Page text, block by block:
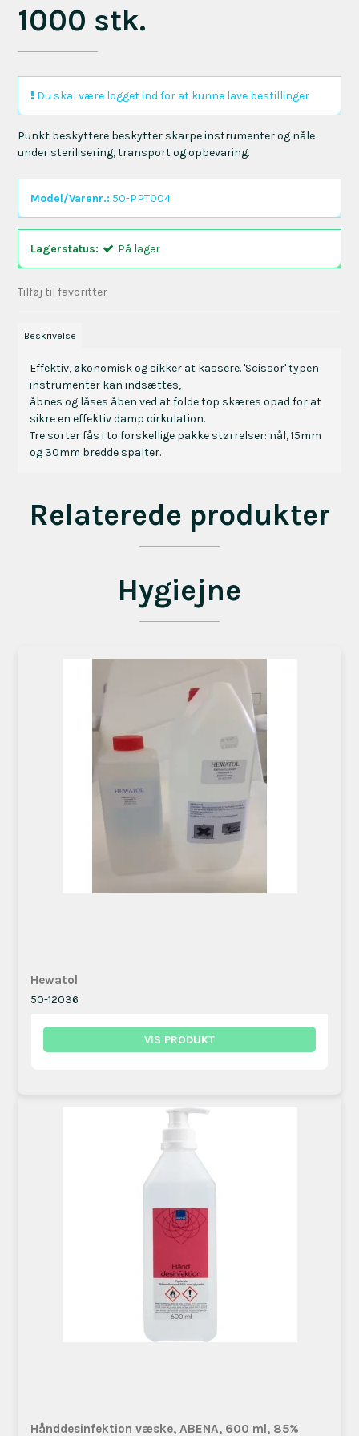
1000 stk.
Du skal være logget ind for at kunne lave bestillinger
Punkt beskyttere beskytter skarpe instrumenter og nåle
under sterilisering, transport og opbevaring.
Model/Varenr.: 50-PPT004
Lagerstatus: På lager
Tilføj til favoritter
Beskrivelse
Effektiv, økonomisk og sikker at kassere. 'Scissor' typen
instrumenter kan indsættes,
åbnes og låses åben ved at folde top skæres opad for at
sikre en effektiv damp cirkulation.
Tre sorter fås i to forskellige pakke størrelser: nål, 15mm
og 30mm bredde spalter.
Relaterede produkter
Hygiejne
Hewatol
50-12036
VIS PRODUKT
Hånddesinfektion væske, ABENA, 600 ml, 85%